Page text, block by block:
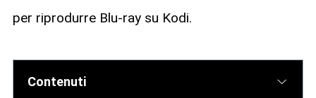
per riprodurre Blu-ray su Kodi.
Contenuti